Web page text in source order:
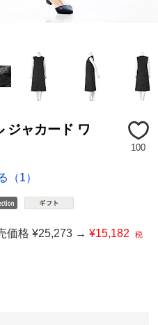
ジャカード ワ
100
（1）
価格 ¥25,273 →¥15,182 税